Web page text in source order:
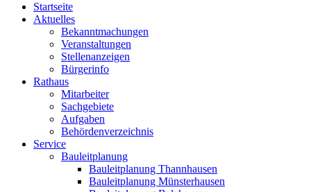
Startseite
Aktuelles
Bekanntmachungen
Veranstaltungen
Stellenanzeigen
Bürgerinfo
Rathaus
Mitarbeiter
Sachgebiete
Aufgaben
Behördenverzeichnis
Service
Bauleitplanung
Bauleitplanung Thannhausen
Bauleitplanung Münsterhausen